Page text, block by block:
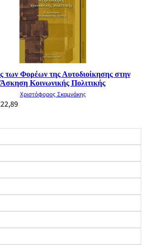
των Φορέων της Αυτοδιοίκησης στην
Άσκηση Κοινωνικής Πολιτικής
Χριστόφορος Σκαμνάκης
22,89